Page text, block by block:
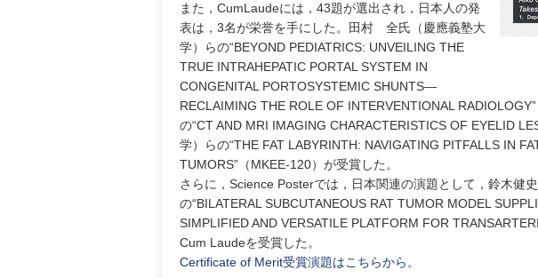
また，CumLaudeには，43題が選出され，日本人の発
表は，3名が栄誉を手にした。田村 全氏（慶應義塾大
学）らの“BEYOND PEDIATRICS: UNVEILING THE
TRUE INTRAHEPATIC PORTAL SYSTEM IN
CONGENITAL PORTOSYSTEMIC SHUNTS—
RECLAIMING THE ROLE OF INTERVENTIONAL
の“CT AND MRI IMAGING CHARACTERISTICS OF EYELID
学）らの“THE FAT LABYRINTH: NAVIGATING PITFALLS IN
TUMORS”（MKEE-120）が受賞した。
さらに，Science Posterでは，日本関連の演題として，鈴木健
の“BILATERAL SUBCUTANEOUS RAT TUMOR MODEL
SIMPLIFIED AND VERSATILE PLATFORM FOR
Cum Laudeを受賞した。
Certificate of Merit受賞演題はこちらから。